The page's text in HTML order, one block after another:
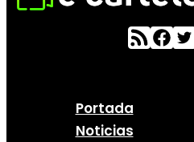
Portada
Noticias